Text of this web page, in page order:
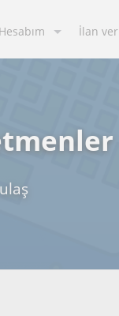
Hesabım İlan ver